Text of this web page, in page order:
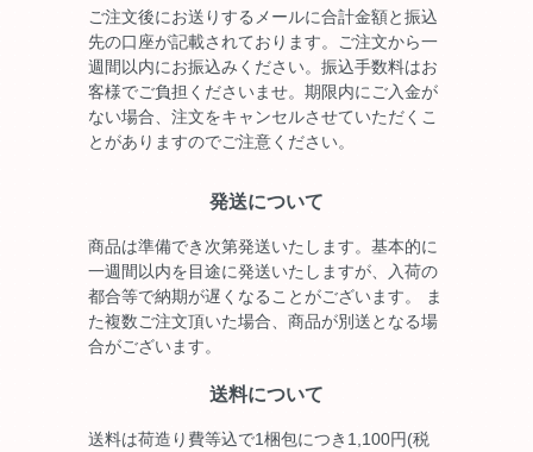
ご注文後にお送りするメールに合計金額と振込
先の口座が記載されております。ご注文から一
週間以内にお振込みください。振込手数料はお
客様でご負担くださいませ。期限内にご入金が
ない場合、注文をキャンセルさせていただくこ
とがありますのでご注意ください。
発送について
商品は準備でき次第発送いたします。基本的に
一週間以内を目途に発送いたしますが、入荷の
都合等で納期が遅くなることがございます。 ま
た複数ご注文頂いた場合、商品が別送となる場
合がございます。
送料について
送料は荷造り費等込で1梱包につき1,100円(税